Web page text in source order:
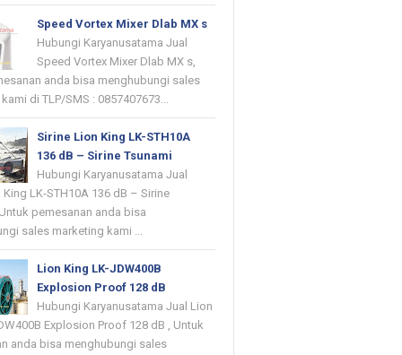
Speed Vortex Mixer Dlab MX s
Hubungi Karyanusatama Jual
Speed Vortex Mixer Dlab MX s,
anda bisa menghubungi sales
di TLP/SMS : 0857407673...
Sirine Lion King LK-STH10A
136 dB – Sirine Tsunami
Hubungi Karyanusatama Jual
King LK-STH10A 136 dB – Sirine
pemesanan anda bisa
sales marketing kami ...
Lion King LK-JDW400B
Explosion Proof 128 dB
Hubungi Karyanusatama Jual Lion
Explosion Proof 128 dB , Untuk
anda bisa menghubungi sales